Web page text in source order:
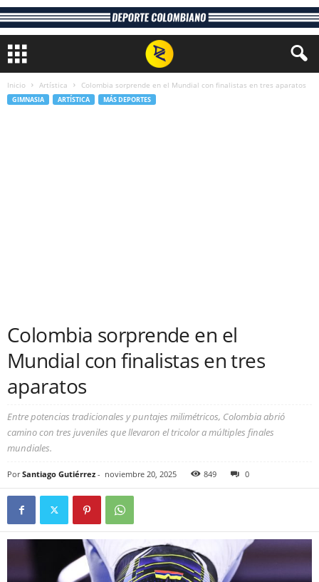
Inicio Artística Colombia sorprende en el Mundial con finalistas en tres aparatos
GIMNASIA ARTÍSTICA MÁS DEPORTES
Colombia sorprende en el
Mundial con finalistas en tres
aparatos
Entre potencias tradicionales y puntajes milimétricos, Colombia abrió
camino con tres juveniles que llevaron el tricolor a múltiples finales
mundiales.
Por Santiago Gutiérrez - noviembre 20, 2025 849 0